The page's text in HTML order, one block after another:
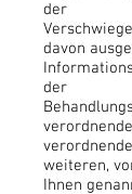
der
davon
der
weiteren,
Ihnen